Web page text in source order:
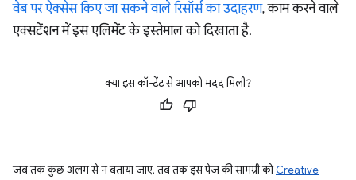
वेब पर ऐक्सेस किए जा सकने वाले रिसॉर्स का उदाहरण, काम करने वाले
एक्सटेंशन में इस एलिमेंट के इस्तेमाल को दिखाता है.
क्या इस कॉन्टेंट से आपको मदद मिली?
जब तक कुछ अलग से न बताया जाए, तब तक इस पेज की सामग्री कोCreative